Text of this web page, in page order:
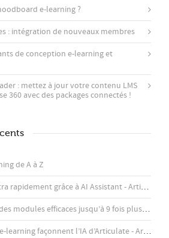
e-learning ?
: intégration de nouveaux membres
de conception e-learning et
: mettez à jour votre contenu LMS
360 ​​avec des packages connectés !
de A à Z
Créez des modules ultra rapidement grâce à AI Assistant - Articulate
efficaces jusqu’à 9 fois plus rapidement avec l’assistant IA d’Articulate
Comment les experts e-learning façonnent l’IA d’Articulate - Articulate